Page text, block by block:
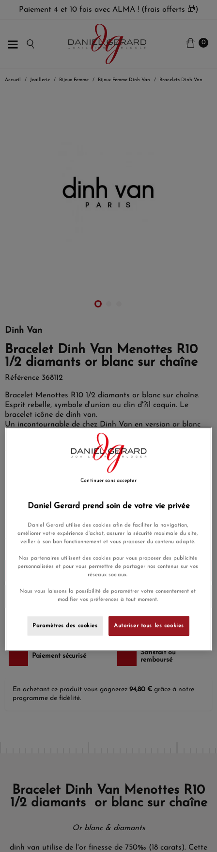
Paiement 4 et 10 fois avec ALMA ! (frais offerts 🎁)
0
Accueil Joaillerie Bijoux Femme Bijoux Femme Dinh Van Bracelets Dinh Van
Dinh Van
Bracelet Dinh Van Menottes R10
1/2 diamants or blanc sur chaîne
Référence 368112
Bracelet Menottes R10 1/2 diamants or blanc sur chaîne.
Esprit rebelle, symbole d'union ou clin d'?il coquin. Le
bracelet icône de dinh van.
Un incontournable de chez Dinh Van en version or blanc
Payez seulement 316 € aujourd'hui
AJOUTER UNE GRAVURE(Option)
Ajouter au panier
Livré chez vous en 3 à 4 jours
Livraison gratuite
Payez en 4x ou 10x
Paiement sécurisé
Satisfait ou
remboursé
En achetant ce produit vous gagnerez 94,80 € grâce à notre
programme de fidélité.
Bracelet Dinh Van Menottes R10
1/2 diamants or blanc sur chaîne
Or blanc & diamants
dinh van utilise de l'or finesse de 750‰ (18 carats). Cette
Daniel Gerard prend soin de votre vie privée
Daniel Gerard utilise des cookies afin de faciliter la navigation,
améliorer votre expérience d'achat, assurer la sécurité maximale du site,
veiller à son bon fonctionnement et vous proposer du contenu adapté.
Nos partenaires utilisent des cookies pour vous proposer des publicités
personnalisées et pour vous permettre de partager nos contenus sur vos
réseaux sociaux.
Nous vous laissons la possibilité de paramétrer votre consentement et
modifier vos préférences à tout moment.
Paramètres des cookies Autoriser tous les cookies
Continuer sans accepter